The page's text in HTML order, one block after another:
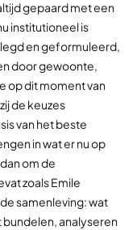
gepaard met een
institutioneel is
en geformuleerd,
door gewoonte,
op dit moment van
de keuzes
van het beste
in wat er nu op
om de
zoals Emile
samenleving: wat
analyseren